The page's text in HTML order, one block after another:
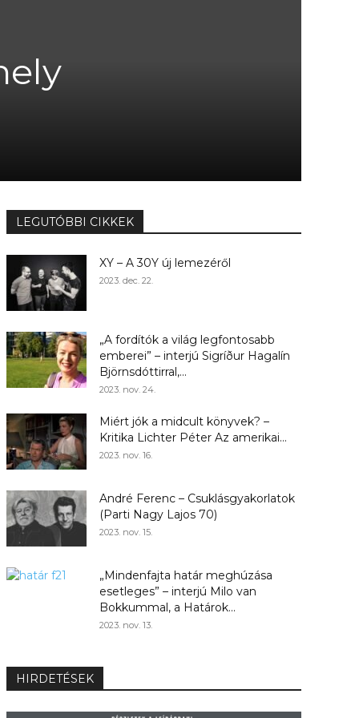
LEGUTÓBBI CIKKEK
XY – A 30Y új lemezéről
2023. dec. 22.
„A fordítók a világ legfontosabb
emberei” – interjú Sigríður Hagalín
Björnsdóttirral,...
2023. nov. 24.
Miért jók a midcult könyvek? –
Kritika Lichter Péter Az amerikai...
2023. nov. 16.
André Ferenc – Csuklásgyakorlatok
(Parti Nagy Lajos 70)
2023. nov. 15.
„Mindenfajta határ meghúzása
esetleges” – interjú Milo van
Bokkummal, a Határok...
2023. nov. 13.
HIRDETÉSEK